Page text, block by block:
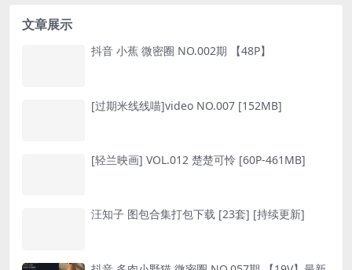
文章展示
抖音 小蕉 微密圈 NO.002期 【48P】
[过期米线线喵]video NO.007 [152MB]
[轻兰映画] VOL.012 楚楚可怜 [60P-461MB]
汪知子 图包合集打包下载 [23套] [持续更新]